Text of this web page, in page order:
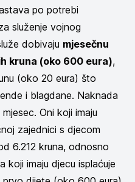
po potrebi
služenje vojnog
dobivaju mjesečnu
kruna (oko 600 eura),
(oko 20 eura) što
i blagdane. Naknada
mjesec. Oni koji imaju
zajednici s djecom
6.212 kruna, odnosno
koji imaju djecu isplaćuje